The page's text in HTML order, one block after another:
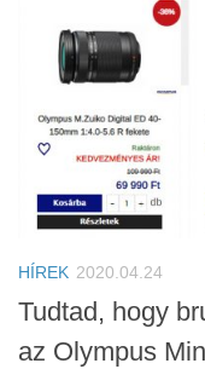
Cikkek
Szoftver
Firmware
Tudástár
Tanácsok
Érdekességek
Helyszíni Riport
E-BB
HÍREK 2020.04.24
Tudtad, hogy
az Olympus